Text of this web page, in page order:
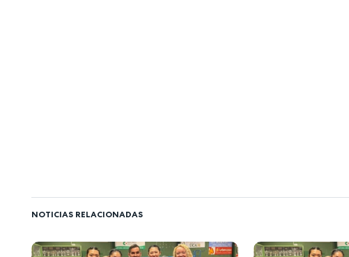
NOTICIAS RELACIONADAS